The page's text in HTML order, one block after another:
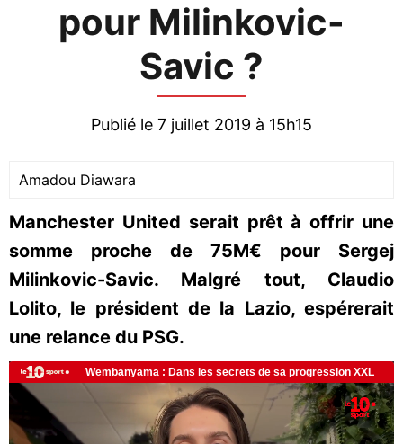
pour Milinkovic-
Savic ?
Publié le 7 juillet 2019 à 15h15
Amadou Diawara
Manchester United serait prêt à offrir une
somme proche de 75M€ pour Sergej
Milinkovic-Savic. Malgré tout, Claudio
Lolito, le président de la Lazio, espérerait
une relance du PSG.